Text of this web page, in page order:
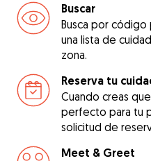
Buscar
Busca por
una lista de
zona.
Reserva tu
Cuando creas
perfecto para tu
solicitud de
Meet & Greet